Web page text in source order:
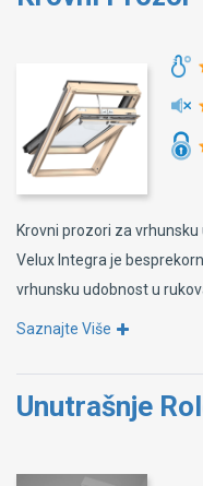
Krovni prozori za
Velux Integra je
vrhunsku udobnost u
Saznajte Više
Unutrašnje